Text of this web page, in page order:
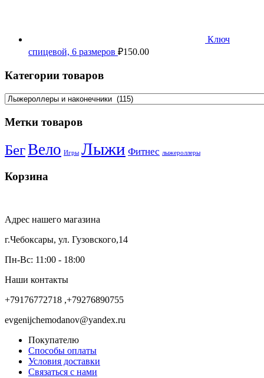
Ключ
спицевой, 6 размеров ₽150.00
Категории товаров
Метки товаров
БегВело Игры Лыжи Фитнес лыжероллеры
Корзина
Адрес нашего магазина
г.Чебоксары, ул. Гузовского,14
Пн-Вс: 11:00 - 18:00
Наши контакты
+79176772718 ,+79276890755
evgenijchemodanov@yandex.ru
Покупателю
Способы оплаты
Условия доставки
Связаться с нами